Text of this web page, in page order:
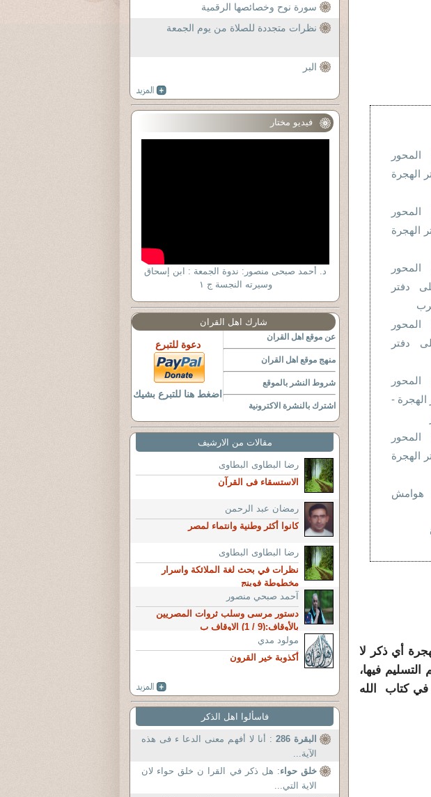
القرآنية (62) المحور
الهجرة
القرآنية (67) المحور
الهجرة
القرآنية (66) المحور
دفتر
القرآنية (65) المحور
دفتر
القرآنية (64) المحور
الهجرة -
القرآنية (63) المحور
الهجرة
القرآنية (60) هوامش
معنى الهجرة أي ذكر لا
فيها،
كتاب الله
سورة نوح وخصائصها الرقمية
نظرات متجددة للصلاة من يوم الجمعة
البر
فيديو مختار
د. أحمد صبحى منصور: ندوة الجمعة : ابن إسحاق
وسيرته النجسة ج ١
شارك اهل القران
عن موقع اهل القران
منهج موقع اهل القران
شروط النشر بالموقع
اشترك بالنشرة الاكترونية
دعوة للتبرع
اضغط هنا للتبرع بشيك
مقالات من الارشيف
رضا البطاوى البطاوى
الاستسقاء فى القرآن
رمضان عبد الرحمن
كانوا أكثر وطنية وانتماء لمصر
رضا البطاوى البطاوى
نظرات في بحث لغة الملائكة واسرار
مخطوطة فوينج
آحمد صبحي منصور
دستور مرسى وسلب ثروات المصريين
بالأوقاف:(9 / 1) الاوقاف ب
مولود مدي
أكذوبة خير القرون
فاسألوا اهل الذكر
البقرة 286
: أنا لا أفهم معنى الدعا ء فى هذه
الآية...
خلق حواء: هل ذكر في القرا ن خلق حواء لان
الاية التي...